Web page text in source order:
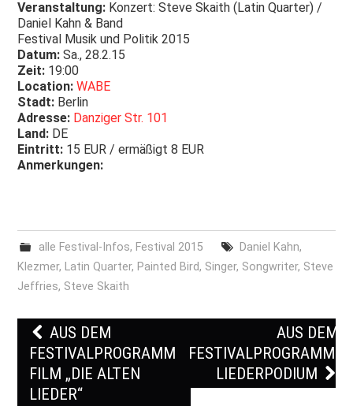
Veranstaltung: Konzert: Steve Skaith (Latin Quarter) /
Daniel Kahn & Band
Festival Musik und Politik 2015
Datum: Sa., 28.2.15
Zeit: 19:00
Location: WABE
Stadt: Berlin
Adresse: Danziger Str. 101
Land: DE
Eintritt: 15 EUR / ermäßigt 8 EUR
Anmerkungen:
alle Festival-Infos, Festival 2015 Daniel Kahn,
Klezmer, Latin Quarter, Painted Bird, Singer, Songwriter, Steve
Jeffries, Steve Skaith
Post navigation
AUS DEM
FESTIVALPROGRAMM:
FILM „DIE ALTEN
LIEDER“
AUS DEM
FESTIVALPROGRAMM:
LIEDERPODIUM